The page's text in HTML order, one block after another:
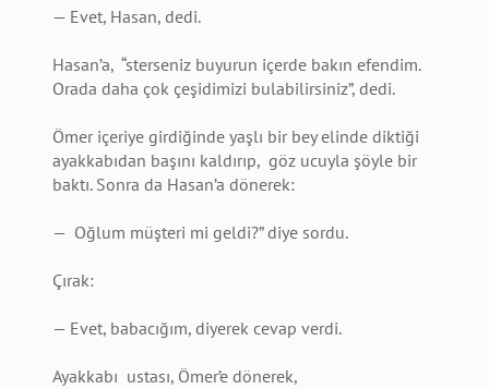
— Evet, Hasan, dedi.
Hasan’a, “sterseniz buyurun içerde bakın efendim.
Orada daha çok çeşidimizi bulabilirsiniz”, dedi.
Ömer içeriye girdiğinde yaşlı bir bey elinde diktiği
ayakkabıdan başını kaldırıp, göz ucuyla şöyle bir
baktı. Sonra da Hasan’a dönerek:
— Oğlum müşteri mi geldi?” diye sordu.
Çırak:
— Evet, babacığım, diyerek cevap verdi.
Ayakkabı ustası, Ömer’e dönerek,